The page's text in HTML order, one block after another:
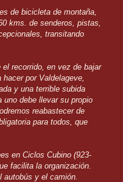
de bicicleta de montaña,
kms. de senderos, pistas,
transitando
recorrido, en vez de bajar
por Valdelageve,
y una terrible subida
debe llevar su propio
reabastecer de
para todos, que
en Ciclos Cubino (923-
facilita la organización.
y el camión.